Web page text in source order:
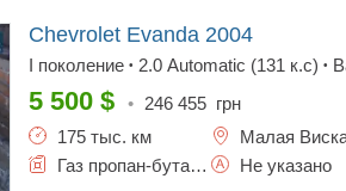
«атермалка»)! два комплекта литых
если интересно — пишите сюда (не
на связи)
Chevrolet Evanda 2004
I поколение • 2.0 Automatic (131 к.с) •
5 500 $ • 246 455 грн
175 тыс. км
Малая
Газ пропан-бутан / Бензин
Не указано